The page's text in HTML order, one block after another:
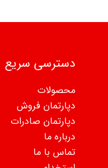
دسترسی سریع
محصولات
دپارتمان فروش
دپارتمان صادرات
درباره ما
تماس با ما